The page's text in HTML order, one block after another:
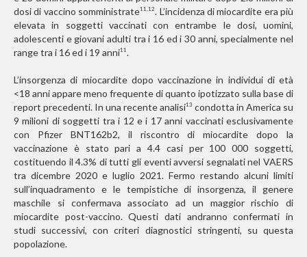
dosi di vaccino somministrate11,12. L’incidenza di miocardite era più
elevata in soggetti vaccinati con entrambe le dosi, uomini,
adolescenti e giovani adulti tra i 16 ed i 30 anni, specialmente nel
range tra i 16 ed i 19 anni11.
L’insorgenza di miocardite dopo vaccinazione in individui di età
<18 anni appare meno frequente di quanto ipotizzato sulla base di
report precedenti. In una recente analisi13 condotta in America su
9 milioni di soggetti tra i 12 e i 17 anni vaccinati esclusivamente
con Pfizer BNT162b2, il riscontro di miocardite dopo la
vaccinazione è stato pari a 4.4 casi per 100 000 soggetti,
costituendo il 4.3% di tutti gli eventi avversi segnalati nel VAERS
tra dicembre 2020 e luglio 2021. Fermo restando alcuni limiti
sull’inquadramento e le tempistiche di insorgenza, il genere
maschile si confermava associato ad un maggior rischio di
miocardite post-vaccino. Questi dati andranno confermati in
studi successivi, con criteri diagnostici stringenti, su questa
popolazione.